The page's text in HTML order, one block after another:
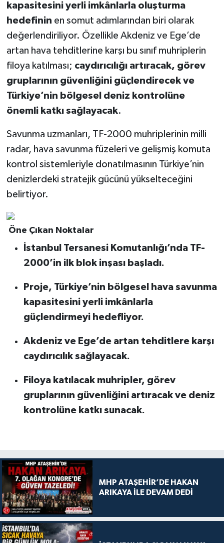
kapasitesini yerli imkânlarla oluşturma
hedefinin en somut adımlarından biri olarak
değerlendiriliyor. Özellikle Akdeniz ve Ege’de
artan hava tehditlerine karşı bu sınıf muhriplerin
filoya katılması; caydırıcılığı artıracak, görev
gruplarının güvenliğini güçlendirecek ve
Türkiye’nin bölgesel deniz kontrolüne
önemli katkı sağlayacak.
Savunma uzmanları, TF-2000 muhriplerinin milli
radar, hava savunma füzeleri ve gelişmiş komuta
kontrol sistemleriyle donatılmasının Türkiye’nin
denizlerdeki stratejik gücünü yükselteceğini
belirtiyor.
Öne Çıkan Noktalar
İstanbul Tersanesi Komutanlığı’nda TF-
2000’in ilk blok inşası başladı.
Proje, Türkiye’nin bölgesel hava savunma
kapasitesini yerli imkânlarla
güçlendirmeyi hedefliyor.
Akdeniz ve Ege’de artan tehditlere karşı
caydırıcılık sağlayacak.
Filoya katılacak muhripler, görev
gruplarının güvenliğini artıracak ve deniz
kontrolüne katkı sunacak.
MHP ATAŞEHİR’DE HAKAN
ARIKAYA İLE DEVAM DEDİ